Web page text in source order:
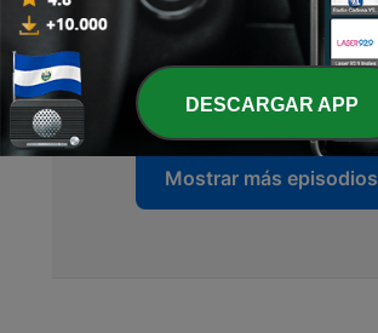
26 jun. 2026
255 Inspirasi KL
25 jun. 2026
Mostrar más episodios
DESCARGAR APP